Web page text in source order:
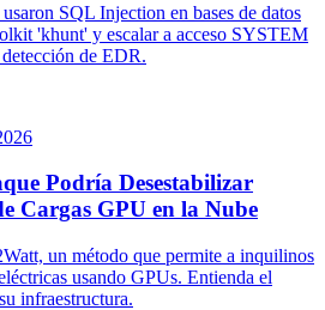
SQL Injection en bases de datos
'khunt' y escalar a acceso SYSTEM
de EDR.
Podría Desestabilizar
Cargas GPU en la Nube
un método que permite a inquilinos
usando GPUs. Entienda el
infraestructura.